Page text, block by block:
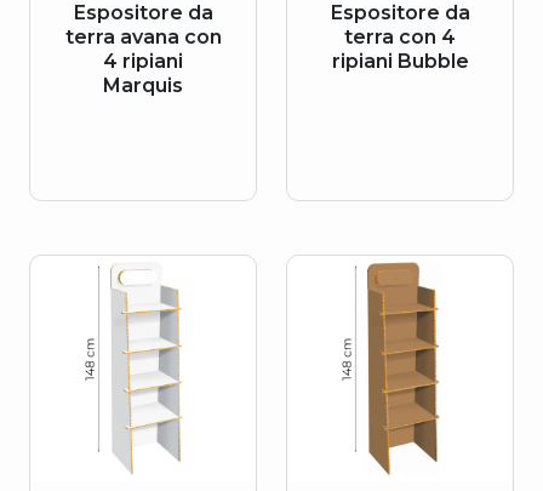
Espositore da
terra avana con
4 ripiani
Marquis
Espositore da
terra con 4
ripiani Bubble